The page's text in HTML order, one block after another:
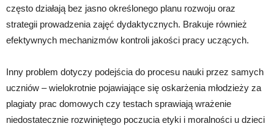
często działają bez jasno określonego planu rozwoju oraz
strategii prowadzenia zajęć dydaktycznych. Brakuje również
efektywnych mechanizmów kontroli jakości pracy uczących.
Inny problem dotyczy podejścia do procesu nauki przez samych
uczniów – wielokrotnie pojawiające się oskarżenia młodzieży za
plagiaty prac domowych czy testach sprawiają wrażenie
niedostatecznie rozwiniętego poczucia etyki i moralności u dzieci